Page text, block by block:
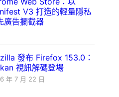
V3 打造的輕量隱私
廣告攔截器
發布 Firefox 153.0：
視訊解碼登場
年 7 月 22 日